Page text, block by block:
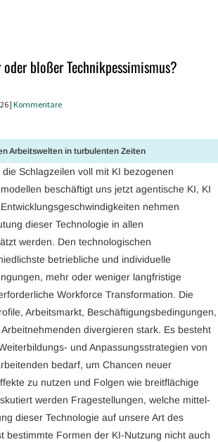
bloßer Technikpessimismus?
|Kommentare
Arbeitswelten in turbulenten Zeiten
Schlagzeilen voll mit KI bezogenen
beschäftigt uns jetzt agentische KI, KI
nehmen
dieser Technologie in allen
werden. Den technologischen
betriebliche und individuelle
mehr oder weniger langfristige
Workforce Transformation. Die
Arbeitsmarkt, Beschäftigungsbedingungen,
divergieren stark. Es besteht
und Anpassungsstrategien von
bedarf, um Chancen neuer
zu nutzen und Folgen wie breitflächige
werden Fragestellungen, welche mittel-
dieser Technologie auf unsere Art des
bestimmte Formen der KI-Nutzung nicht auch